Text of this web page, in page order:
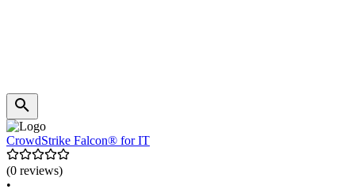
CrowdStrike Falcon® for IT
(0 reviews)
•